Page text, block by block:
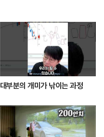
대부분의 개미가 낚이는 과정